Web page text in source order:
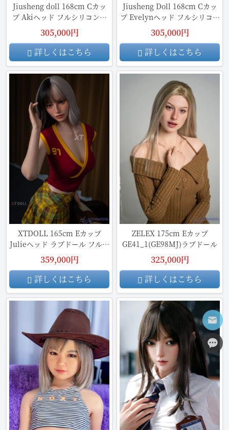
Jiusheng doll 168cm Cカッ
プ Akiヘッド フルシリコン製
セックスドール
305,000円
詳しくはこちら
Jiusheng Doll 168cm Cカッ
プ Evelynヘッド フルシリコン
製 ダッチワイフ
305,000円
詳しくはこちら
XTDOLL 165cm Eカップ
Julieヘッド ラブドール フルシ
リコン製
359,000円
詳しくはこちら
ZELEX 175cm Eカップ
GE41_1(GE98MJ)ラブドール
325,000円
詳しくはこちら